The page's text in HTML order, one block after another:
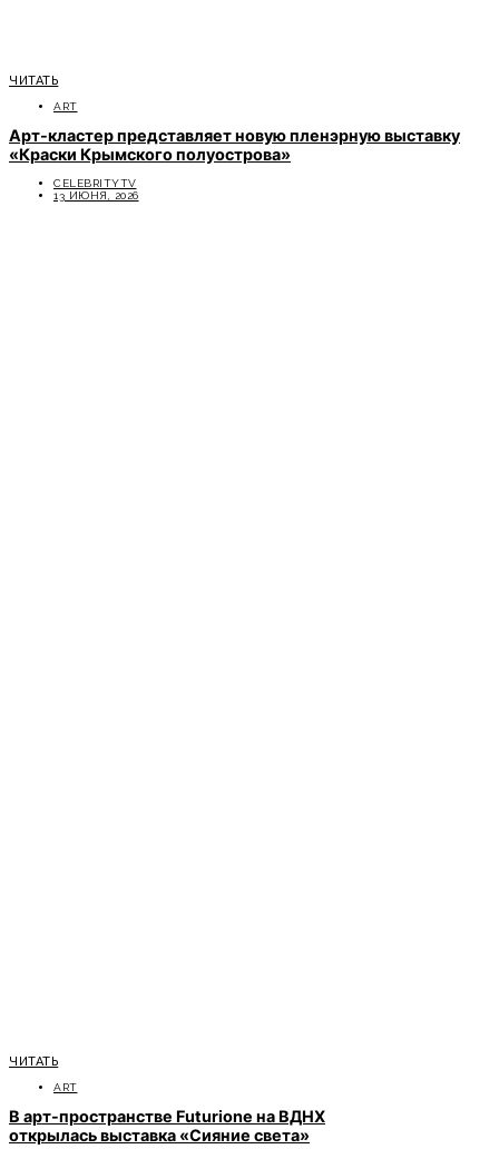
ЧИТАТЬ
ART
Арт-кластер представляет новую пленэрную выставку
«Краски Крымского полуострова»
CELEBRITYTV
13 ИЮНЯ, 2026
ЧИТАТЬ
ART
В арт-пространстве Futurione на ВДНХ
открылась выставка «Сияние света»